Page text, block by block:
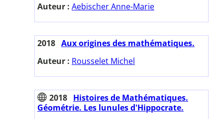
Auteur : Aebischer Anne-Marie
2018 Aux origines des mathématiques.
Auteur : Rousselet Michel
2018 Histoires de Mathématiques.
Géométrie. Les lunules d'Hippocrate.